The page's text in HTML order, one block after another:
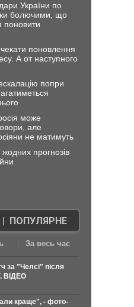
України по
болючими, що
поновити
поновлення
А от наступного
попри
може
але
не матимуть
прогнозів
ПОПУЛЯРНЕ
За весь час
за "Челсі" після
ВІДЕО
краще", - фото-